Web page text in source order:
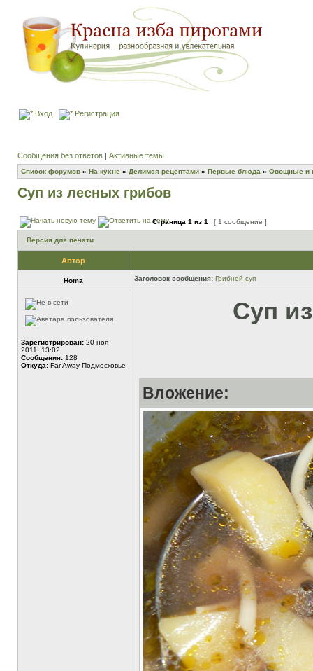
Вход Регистрация
Сообщения без ответов | Активные темы
Список форумов » На кухне » Делимся рецептами » Первые блюда » Овощные и
Суп из лесных грибов
Страница 1 из 1 [ 1 сообщение ]
Версия для печати
Автор
Homa Заголовок сообщения: Грибной суп
Зарегистрирован: 20 ноя
2011, 13:02
Сообщения: 128
Откуда: Far Away Подмосковье
Суп
Вложение: